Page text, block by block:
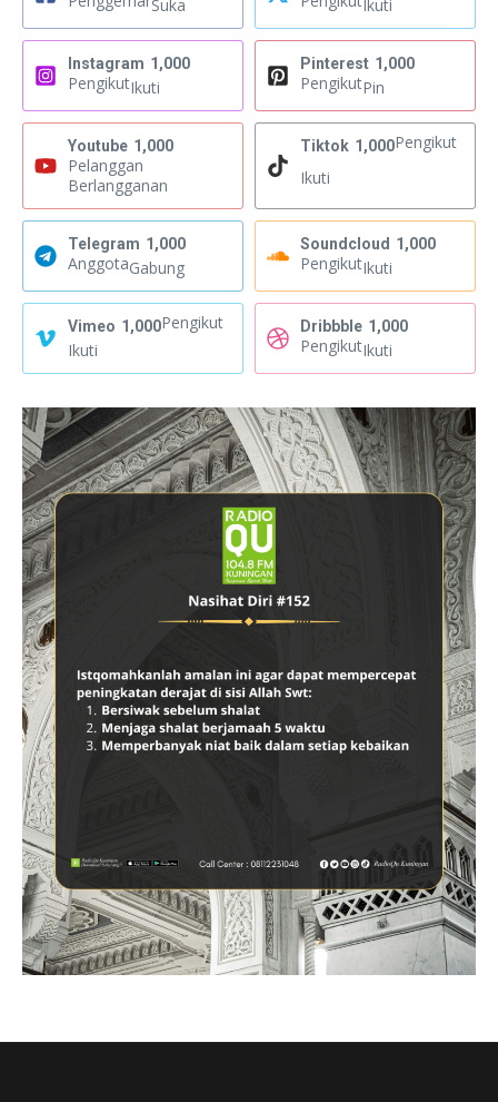
Suka Ikuti
Instagram 1,000
PengikutIkuti
Pinterest 1,000
PengikutPin
Youtube 1,000
Pelanggan
Berlangganan
Tiktok 1,000Pengikut
Ikuti
Telegram 1,000
AnggotaGabung
Soundcloud 1,000
PengikutIkuti
Vimeo 1,000Pengikut
Ikuti
Dribbble 1,000
PengikutIkuti